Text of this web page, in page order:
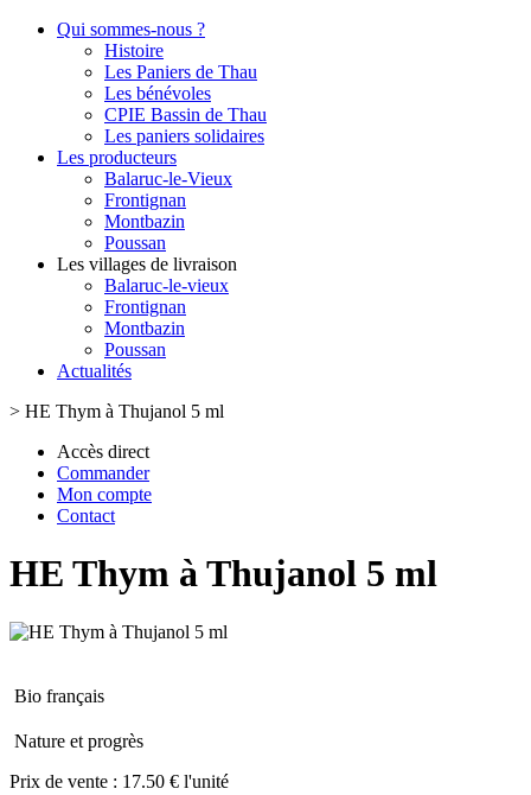
Qui sommes-nous ?
Histoire
Les Paniers de Thau
Les bénévoles
CPIE Bassin de Thau
Les paniers solidaires
Les producteurs
Balaruc-le-Vieux
Frontignan
Montbazin
Poussan
Les villages de livraison
Balaruc-le-vieux
Frontignan
Montbazin
Poussan
Actualités
> HE Thym à Thujanol 5 ml
Accès direct
Commander
Mon compte
Contact
HE Thym à Thujanol 5 ml
Bio français
Nature et progrès
Prix de vente : 17.50 € l'unité